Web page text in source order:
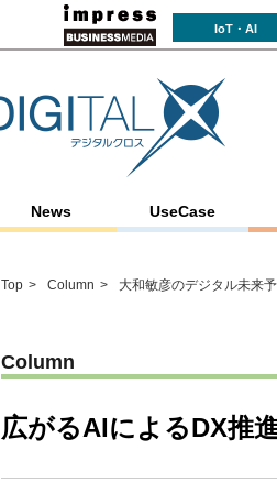
IoT・AI
News UseCase
Top Column 大和敏彦のデジタル未来
Column
広がるAIによるDX推